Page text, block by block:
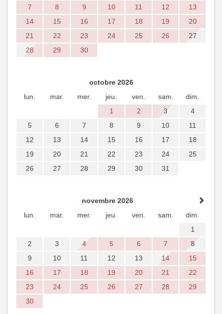
7
8 9 10 11 12
13
14
15 16 17 18 19
20
21
22 23 24 25 26
27
28
29 30
octobre 2026
lun.
mar. mer. jeu. ven. sam.
dim.
1
2 3
4
5
6 7 8 9 10
11
12
13 14 15 16 17
18
19
20 21 22 23 24
25
26
27 28 29 30 31
novembre 2026
lun.
mar. mer. jeu. ven. sam.
dim.
1
2
3 4 5 6 7
8
9
10 11 12 13 14
15
16
17 18 19 20 21
22
23
24 25 26 27 28
29
30